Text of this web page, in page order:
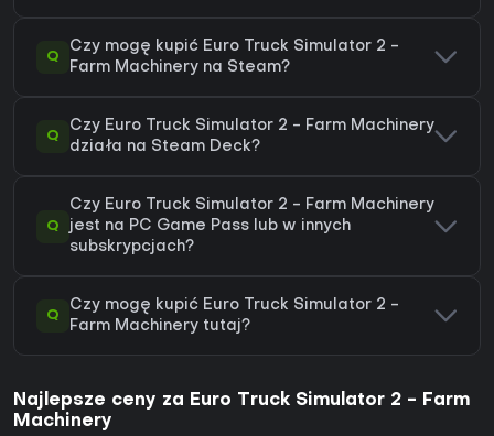
Q
Czy mogę kupić Euro Truck Simulator 2 -
Farm Machinery na Steam?
Q
Czy Euro Truck Simulator 2 - Farm Machinery
działa na Steam Deck?
Q
Czy Euro Truck Simulator 2 - Farm Machinery
jest na PC Game Pass lub w innych
subskrypcjach?
Q
Czy mogę kupić Euro Truck Simulator 2 -
Farm Machinery tutaj?
Najlepsze ceny za Euro Truck Simulator 2 - Farm
Machinery